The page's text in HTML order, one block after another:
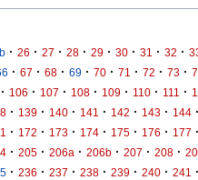
· 26 · 27 · 28 · 29 · 30 · 31 · 32 ·
· 67 · 68 · 69 · 70 · 71 · 72 · 73 ·
· 106 · 107 · 108 · 109 · 110 · 111 ·
· 139 · 140 · 141 · 142 · 143 · 144 ·
· 172 · 173 · 174 · 175 · 176 · 177 ·
· 205 · 206a · 206b · 207 · 208 ·
· 236 · 237 · 238 · 239 · 240 · 241 ·